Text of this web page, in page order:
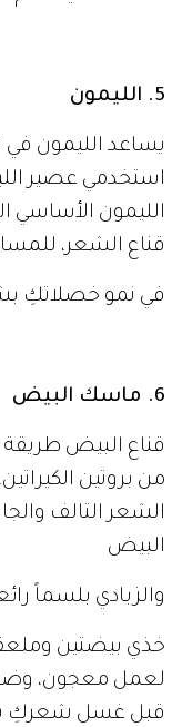
5. الليمون
يساعد الليمون
استخدمي عصير
الليمون
قناع الشعر،
في نمو خصلاتكِ
6. ماسك البيض
من بروتين
الشعر التالف
البيض
والزبادي بلسماً
خذي بيضتين
قبل غسل شعركِ